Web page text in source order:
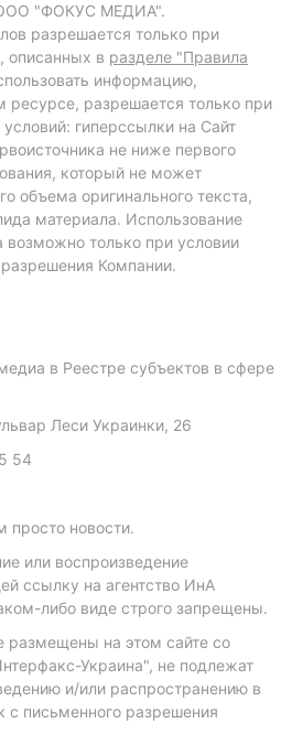
ООО "ФОКУС МЕДИА".
разрешается только при
описанных в разделе "Правила
информацию,
разрешается только при
гиперссылки на Сайт
не ниже первого
который не может
объема оригинального текста,
материала. Использование
возможно только при условии
Компании.
в Реестре субъектов в сфере
Леси Украинки, 26
54
просто новости.
или воспроизведение
ссылку на агентство ИнА
либо виде строго запрещены.
размещены на этом сайте со
Украина", не подлежат
и/или распространению в
письменного разрешения